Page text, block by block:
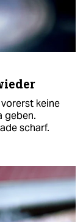
keine
geben.
scharf.